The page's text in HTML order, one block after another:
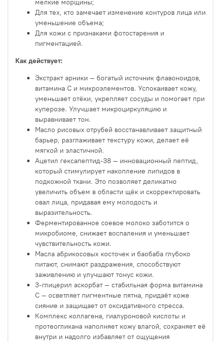
мелкие морщины;
Для тех, кто замечает изменение контуров лица или
уменьшение объема;
Для кожи с признаками фотостарения и
пигментацией.
Как действует:
Экстракт арники — богатый источник флавоноидов,
витамина С и микроэлементов. Успокаивает кожу,
уменьшает отёки, укрепляет сосуды и помогает при
куперозе. Улучшает микроциркуляцию и
выравнивает тон.
Масло рисовых отрубей восстанавливает защитный
барьер, разглаживает текстуру кожи, делает её
мягкой и эластичной.
Ацетил гексапептид-38 — инновационный пептид,
который стимулирует накопление липидов в
подкожной ткани. Это позволяет деликатно
увеличить объем в области щёк и скорректировать
овал лица, придавая ему молодость и
выразительность.
Ферментированное соевое молоко заботится о
микробиоме, снижает воспаления и уменьшает
чувствительность кожи.
Масла абрикосовых косточек и баобаба глубоко
питают, снимают раздражения, способствуют
заживлению и улучшают тонус кожи.
3-глицерил аскорбат — стабильная форма витамина
С — осветляет пигментные пятна, придаёт коже
сияние и защищает от оксидативного стресса.
Комплекс коллагена, гиалуроновой кислоты и
протеогликана наполняет кожу влагой, сохраняет её
внутри и надолго избавляет от ощущения